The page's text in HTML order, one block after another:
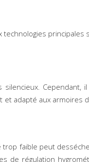
principales
Cependant,
adapté aux armoires
faible peut
de régulation